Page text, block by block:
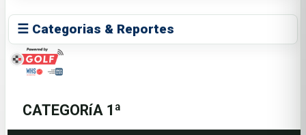
☰ Categorias & Reportes
CATEGORíA 1ª